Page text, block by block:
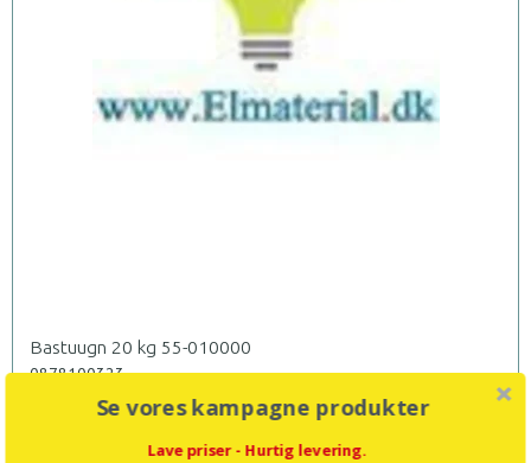
Bastuugn 20 kg 55-010000
0878100323
Bastu spis sten, Box Med 20 Kg.
Se vores kampagne produkter
Lave priser - Hurtig levering.